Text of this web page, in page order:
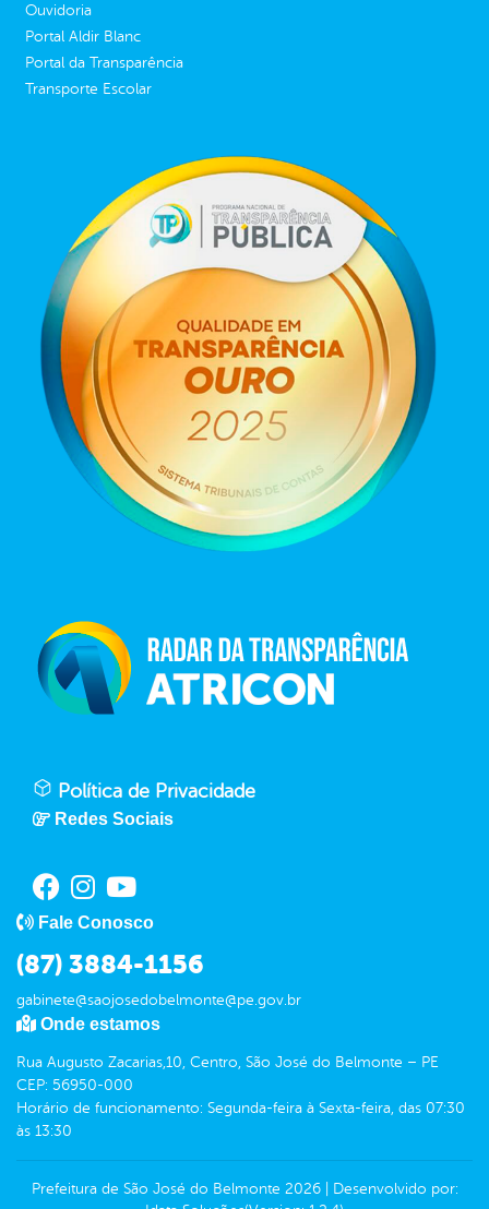
Ouvidoria
Portal Aldir Blanc
Portal da Transparência
Transporte Escolar
Política de Privacidade
Redes Sociais
Fale Conosco
(87) 3884-1156
gabinete@saojosedobelmonte@pe.gov.br
Onde estamos
Rua Augusto Zacarias,10, Centro, São José do Belmonte – PE
CEP: 56950-000
Horário de funcionamento: Segunda-feira à Sexta-feira, das 07:30
às 13:30
Prefeitura de São José do Belmonte 2026|
Desenvolvido por: